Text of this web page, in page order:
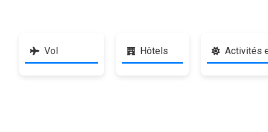
Vol Hôtels Activités